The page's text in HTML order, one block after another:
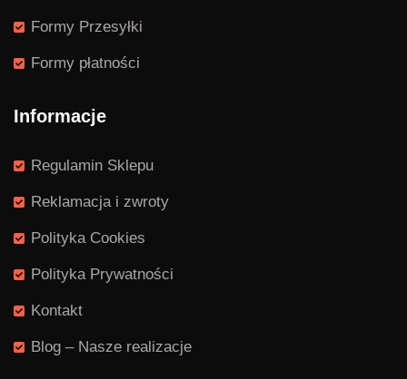
Formy Przesyłki
Formy płatności
Informacje
Regulamin Sklepu
Reklamacja i zwroty
Polityka Cookies
Polityka Prywatności
Kontakt
Blog – Nasze realizacje